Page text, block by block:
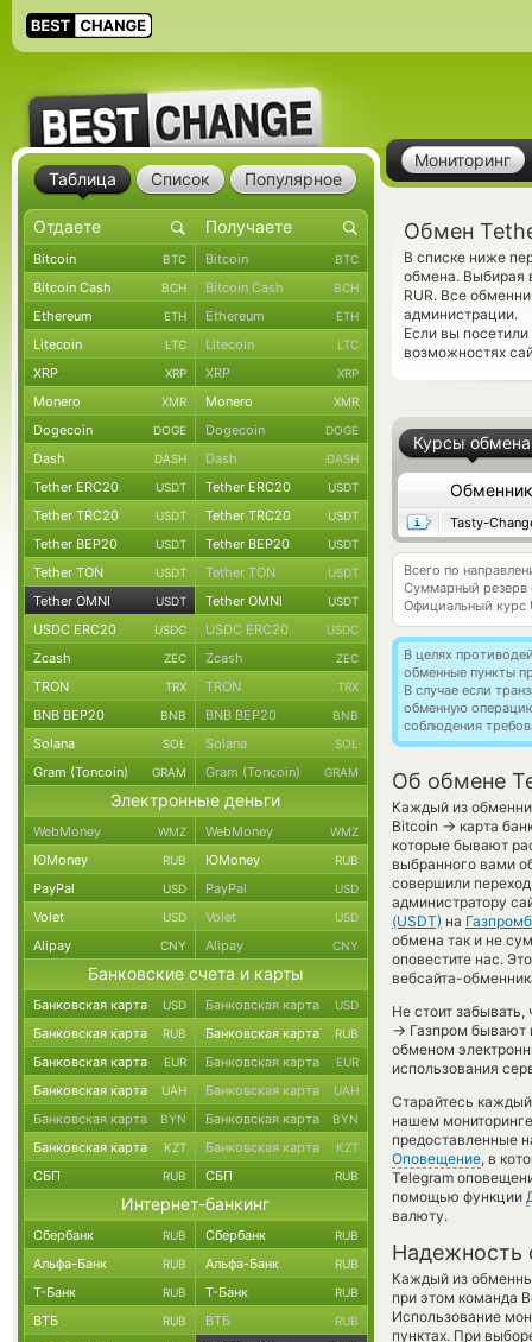
Мониторинг
Обмен
В списке ниже
обмена. Выбирая
RUR. Все
администрации.
Если вы
возможностях
Курсы обмена
Обменник
Tasty-
Всего по
Суммарный резерв
Официальный курс
В целях
обменные пункты
В случае если
обменную
соблюдения
Об обмене
Каждый из
Bitcoin → карта
которые бывают
выбранного вами
совершили
администратору
(USDT) на
обмена так и не
оповестите нас.
вебсайта-
Не стоит
→ Газпром бывают
обменом
использования
Старайтесь
нашем
предоставленные
Оповещение, в
Telegram
помощью функции
валюту.
Надежность
Каждый из
при этом команда
Использование
пунктах. При
Таблица Список Популярное
Bitcoin BTC Bitcoin BTC
Bitcoin Cash BCH Bitcoin Cash BCH
Ethereum ETH Ethereum ETH
Litecoin LTC Litecoin LTC
XRP XRP XRP XRP
Monero XMR Monero XMR
Dogecoin DOGE Dogecoin DOGE
Dash DASH Dash DASH
Tether ERC20 USDT Tether ERC20 USDT
Tether TRC20 USDT Tether TRC20 USDT
Tether BEP20 USDT Tether BEP20 USDT
Tether TON USDT Tether TON USDT
Tether OMNI USDT Tether OMNI USDT
USDC ERC20 USDC USDC ERC20 USDC
Zcash ZEC Zcash ZEC
TRON TRX TRON TRX
BNB BEP20 BNB BNB BEP20 BNB
Solana SOL Solana SOL
Gram (Toncoin) GRAM Gram (Toncoin) GRAM
Электронные деньги
WebMoney WMZ WebMoney WMZ
ЮMoney RUB ЮMoney RUB
PayPal USD PayPal USD
Volet USD Volet USD
Alipay CNY Alipay CNY
Банковские счета и карты
Банковская карта USD Банковская карта USD
Банковская карта RUB Банковская карта RUB
Банковская карта EUR Банковская карта EUR
Банковская карта UAH Банковская карта UAH
Банковская карта BYN Банковская карта BYN
Банковская карта KZT Банковская карта KZT
СБП RUB СБП RUB
Интернет-банкинг
Сбербанк RUB Сбербанк RUB
Альфа-Банк RUB Альфа-Банк RUB
Т-Банк RUB Т-Банк RUB
ВТБ RUB ВТБ RUB